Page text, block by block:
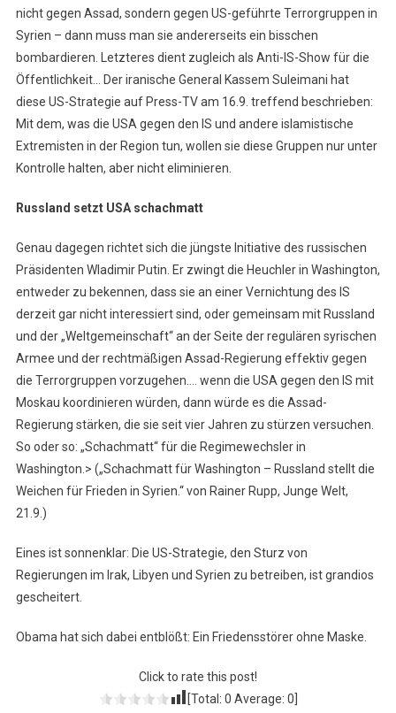
nicht gegen Assad, sondern gegen US-geführte Terrorgruppen in
Syrien – dann muss man sie andererseits ein bisschen
bombardieren. Letzteres dient zugleich als Anti-IS-Show für die
Öffentlichkeit… Der iranische General Kassem Suleimani hat
diese US-Strategie auf Press-TV am 16.9. treffend beschrieben:
Mit dem, was die USA gegen den IS und andere islamistische
Extremisten in der Region tun, wollen sie diese Gruppen nur unter
Kontrolle halten, aber nicht eliminieren.
Russland setzt USA schachmatt
Genau dagegen richtet sich die jüngste Initiative des russischen
Präsidenten Wladimir Putin. Er zwingt die Heuchler in Washington,
entweder zu bekennen, dass sie an einer Vernichtung des IS
derzeit gar nicht interessiert sind, oder gemeinsam mit Russland
und der „Weltgemeinschaft“ an der Seite der regulären syrischen
Armee und der rechtmäßigen Assad-Regierung effektiv gegen
die Terrorgruppen vorzugehen…. wenn die USA gegen den IS mit
Moskau koordinieren würden, dann würde es die Assad-
Regierung stärken, die sie seit vier Jahren zu stürzen versuchen.
So oder so: „Schachmatt“ für die Regimewechsler in
Washington.> („Schachmatt für Washington – Russland stellt die
Weichen für Frieden in Syrien.“ von Rainer Rupp, Junge Welt,
21.9.)
Eines ist sonnenklar: Die US-Strategie, den Sturz von
Regierungen im Irak, Libyen und Syrien zu betreiben, ist grandios
gescheitert.
Obama hat sich dabei entblößt: Ein Friedensstörer ohne Maske.
Click to rate this post!
[Total: 0 Average: 0